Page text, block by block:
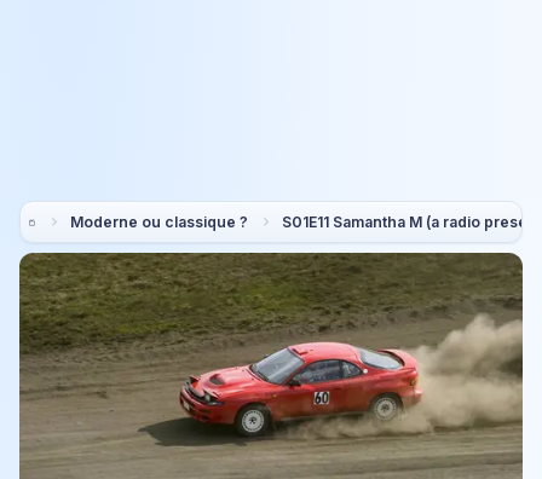
Moderne ou classique ? S01E11 Samantha M (a radio